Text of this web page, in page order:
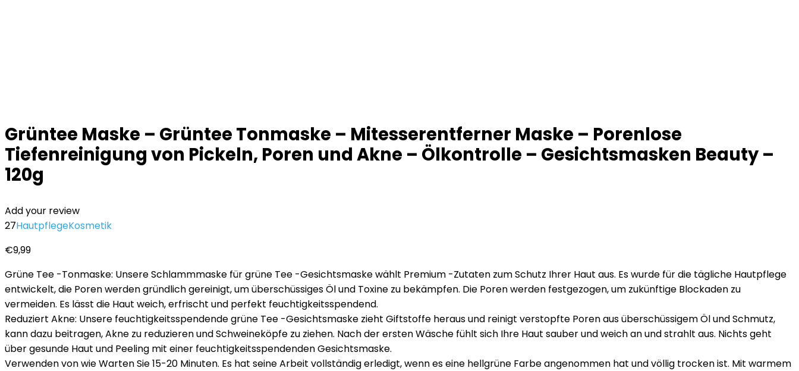
Grüntee Maske – Grüntee Tonmaske – Mitesserentferner Maske – Porenlose
Tiefenreinigung von Pickeln, Poren und Akne – Ölkontrolle – Gesichtsmasken Beauty –
120g
Add your review
27HautpflegeKosmetik
€9,99
Grüne Tee -Tonmaske: Unsere Schlammmaske für grüne Tee -Gesichtsmaske wählt Premium -Zutaten zum Schutz Ihrer Haut aus. Es wurde für die tägliche Hautpflege
entwickelt, die Poren werden gründlich gereinigt, um überschüssiges Öl und Toxine zu bekämpfen. Die Poren werden festgezogen, um zukünftige Blockaden zu
vermeiden. Es lässt die Haut weich, erfrischt und perfekt feuchtigkeitsspendend.
Reduziert Akne: Unsere feuchtigkeitsspendende grüne Tee -Gesichtsmaske zieht Giftstoffe heraus und reinigt verstopfte Poren aus überschüssigem Öl und Schmutz,
kann dazu beitragen, Akne zu reduzieren und Schweineköpfe zu ziehen. Nach der ersten Wäsche fühlt sich Ihre Haut sauber und weich an und strahlt aus. Nichts geht
über gesunde Haut und Peeling mit einer feuchtigkeitsspendenden Gesichtsmaske.
Verwenden von wie Warten Sie 15-20 Minuten. Es hat seine Arbeit vollständig erledigt, wenn es eine hellgrüne Farbe angenommen hat und völlig trocken ist. Mit warmem